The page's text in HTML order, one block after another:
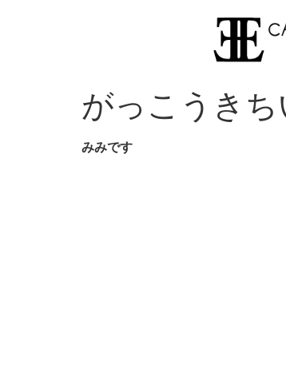
がっこうき
みみです